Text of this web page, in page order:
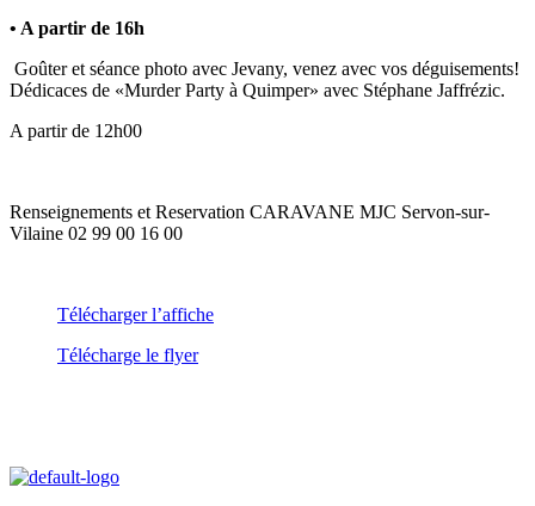
• A partir de 16h
Goûter et séance photo avec Jevany, venez avec vos déguisements!
Dédicaces de «Murder Party à Quimper» avec Stéphane Jaffrézic.
A partir de 12h00
Renseignements et Reservation CARAVANE MJC Servon-sur-
Vilaine 02 99 00 16 00
Télécharger l’affiche
Télécharge le flyer